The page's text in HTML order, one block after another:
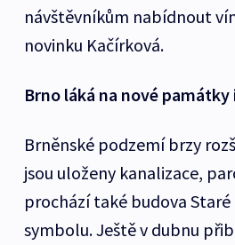
návštěvníkům nabídnout
novinku Kačírková.
Brno láká na nové
Brněnské podzemí brzy
jsou uloženy kanalizace,
prochází také budova
symbolu. Ještě v dubnu